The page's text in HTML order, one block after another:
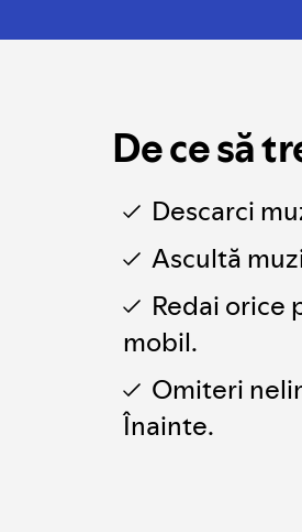
De ce să
Descarci
Ascultă
Redai orice
mobil.
Omiteri
Înainte.